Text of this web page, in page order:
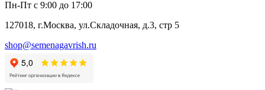
Пн-Пт с 9:00 до 17:00
127018, г.Москва, ул.Складочная, д.3, стр 5
shop@semenagavrish.ru